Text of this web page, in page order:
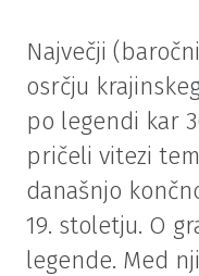
Največji
osrčju
po legendi kar
pričeli vitezi
današnjo
19. stoletju. O
legende. Med